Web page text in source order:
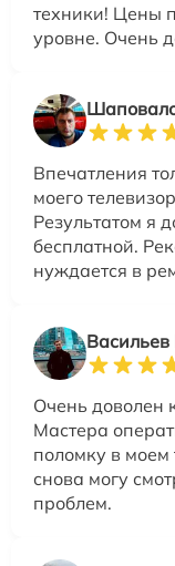
техники! Цены
уровне. Очень
Впечатления
моего
Результатом я
бесплатной.
нуждается в
Очень доволен
Мастера
поломку в моем
снова могу
проблем.